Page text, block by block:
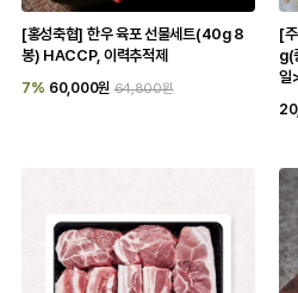
[홍성축협] 한우 육포 선물세트(40g 8
봉) HACCP, 이력추적제
7% 60,000원 64,800원
[
g(
일